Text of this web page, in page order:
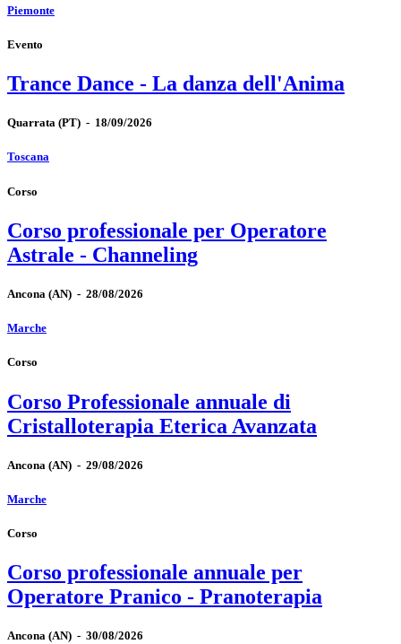
Piemonte
Evento
Trance Dance - La danza dell'Anima
Quarrata (PT) - 18/09/2026
Toscana
Corso
Corso professionale per Operatore
Astrale - Channeling
Ancona (AN) - 28/08/2026
Marche
Corso
Corso Professionale annuale di
Cristalloterapia Eterica Avanzata
Ancona (AN) - 29/08/2026
Marche
Corso
Corso professionale annuale per
Operatore Pranico - Pranoterapia
Ancona (AN) - 30/08/2026